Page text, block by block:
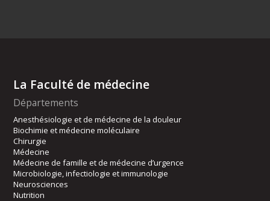
La Faculté de médecine
Départements
Anesthésiologie et de médecine de la douleur
Biochimie et médecine moléculaire
Chirurgie
Médecine
Médecine de famille et de médecine d’urgence
Microbiologie, infectiologie et immunologie
Neurosciences
Nutrition